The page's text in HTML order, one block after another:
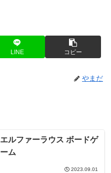
LINE コピー
やまだ
エルファーラウス ボードゲ
ーム
2023.09.01